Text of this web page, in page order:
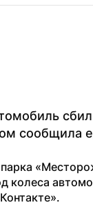
сообщила
колеса